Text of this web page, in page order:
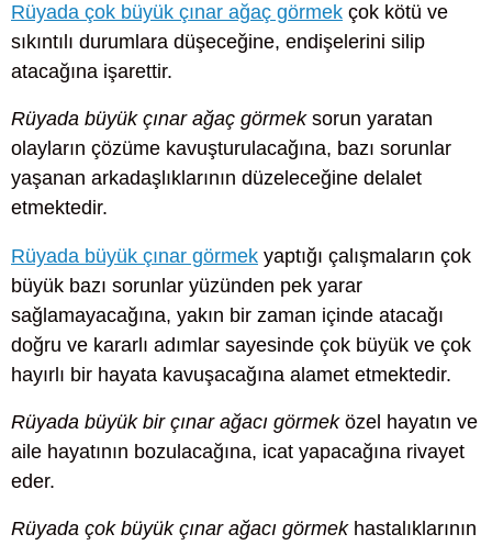
Rüyada çok büyük çınar ağaç görmek çok kötü ve
sıkıntılı durumlara düşeceğine, endişelerini silip
atacağına işarettir.
Rüyada büyük çınar ağaç görmeksorun yaratan
olayların çözüme kavuşturulacağına, bazı sorunlar
yaşanan arkadaşlıklarının düzeleceğine delalet
etmektedir.
Rüyada büyük çınar görmek yaptığı çalışmaların çok
büyük bazı sorunlar yüzünden pek yarar
sağlamayacağına, yakın bir zaman içinde atacağı
doğru ve kararlı adımlar sayesinde çok büyük ve çok
hayırlı bir hayata kavuşacağına alamet etmektedir.
Rüyada büyük bir çınar ağacı görmeközel hayatın ve
aile hayatının bozulacağına, icat yapacağına rivayet
eder.
Rüyada çok büyük çınar ağacı görmekhastalıklarının